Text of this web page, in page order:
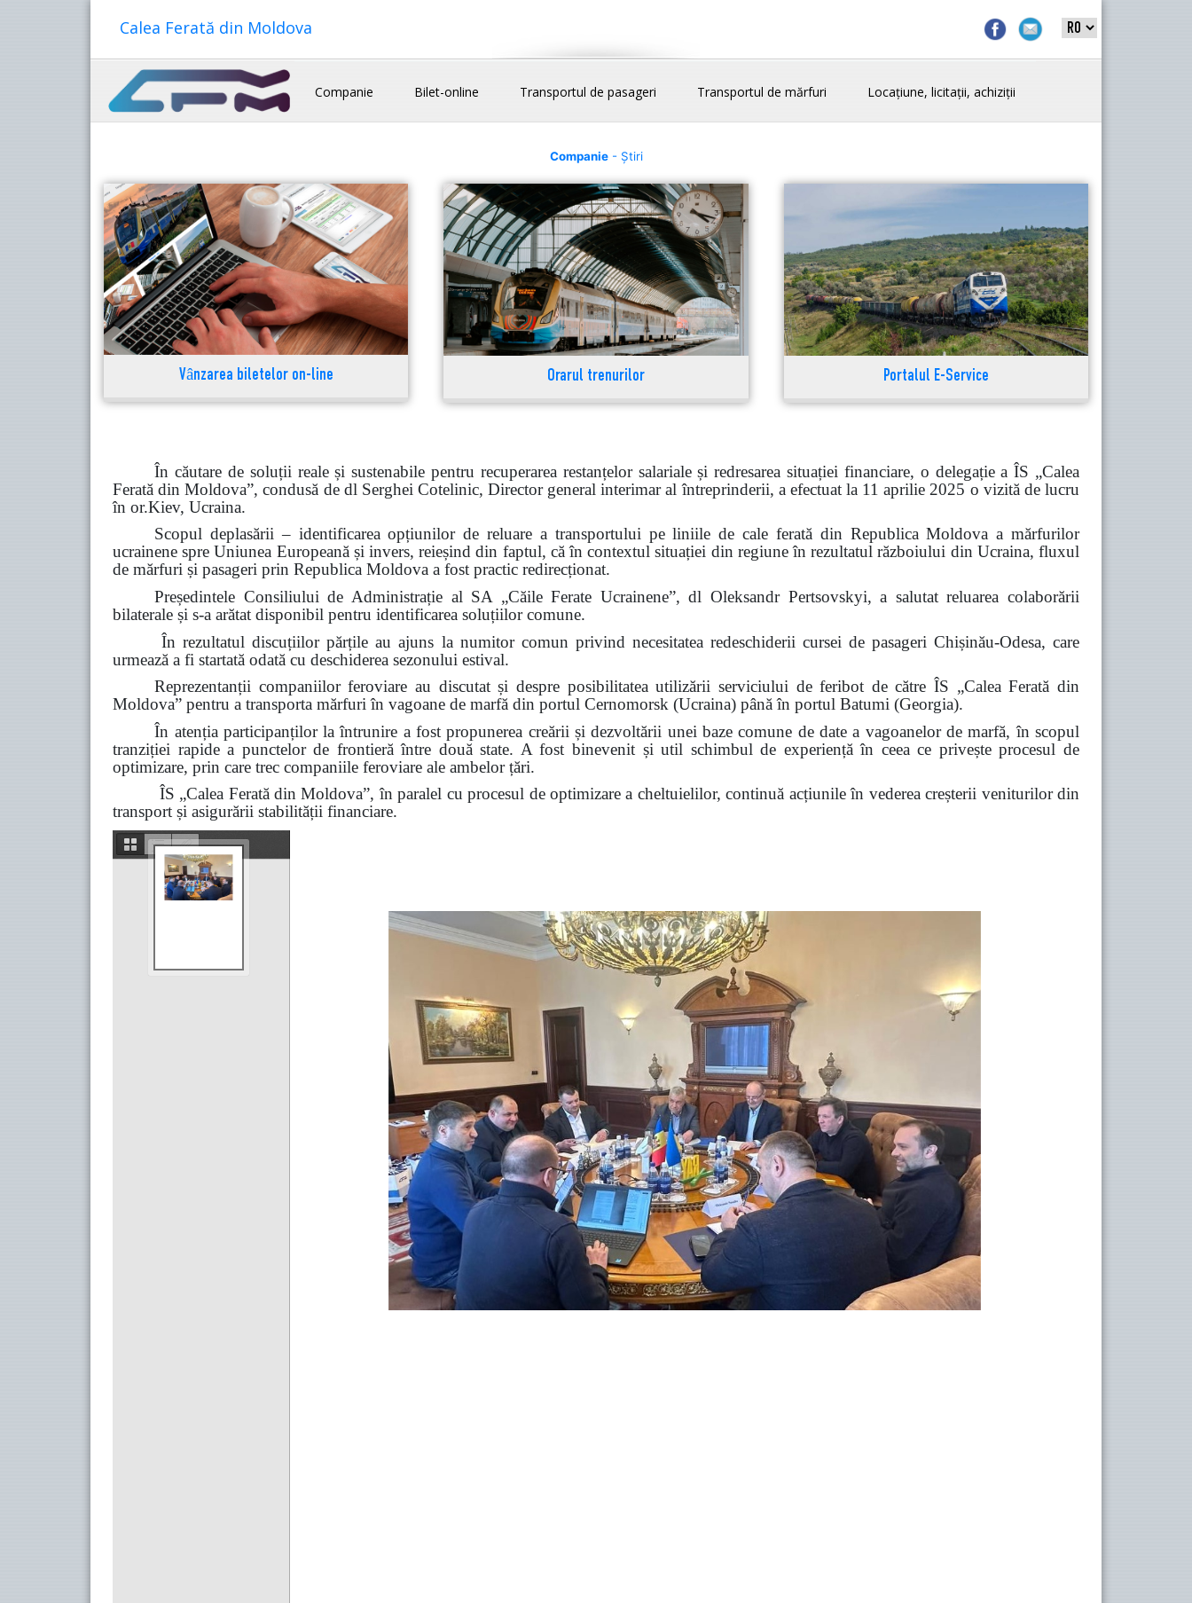
Calea Ferată din Moldova
Companie Bilet-online Transportul de pasageri Transportul de mărfuri Locațiune, licitații, achiziții
Companie- Știri
Vânzarea biletelor on-line Orarul trenurilor Portalul E-Service
În căutare de soluții reale și sustenabile pentru recuperarea restanțelor salariale și redresarea situației financiare, o delegație a ÎS „Calea
Ferată din Moldova”, condusă de dl Serghei Cotelinic, Director general interimar al întreprinderii, a efectuat la 11 aprilie 2025 o vizită de lucru
în or.Kiev, Ucraina.
Scopul deplasării – identificarea opțiunilor de reluare a transportului pe liniile de cale ferată din Republica Moldova a mărfurilor
ucrainene spre Uniunea Europeană și invers, reieșind din faptul, că în contextul situației din regiune în rezultatul războiului din Ucraina, fluxul
de mărfuri și pasageri prin Republica Moldova a fost practic redirecționat.
Președintele Consiliului de Administrație al SA „Căile Ferate Ucrainene”, dl Oleksandr Pertsovskyi, a salutat reluarea colaborării
bilaterale și s-a arătat disponibil pentru identificarea soluțiilor comune.
În rezultatul discuțiilor părțile au ajuns la numitor comun privind necesitatea redeschiderii cursei de pasageri Chișinău-Odesa, care
urmează a fi startată odată cu deschiderea sezonului estival.
Reprezentanții companiilor feroviare au discutat și despre posibilitatea utilizării serviciului de feribot de către ÎS „Calea Ferată din
Moldova” pentru a transporta mărfuri în vagoane de marfă din portul Cernomorsk (Ucraina) până în portul Batumi (Georgia).
În atenția participanților la întrunire a fost propunerea creării și dezvoltării unei baze comune de date a vagoanelor de marfă, în scopul
tranziției rapide a punctelor de frontieră între două state. A fost binevenit și util schimbul de experiență în ceea ce privește procesul de
optimizare, prin care trec companiile feroviare ale ambelor țări.
ÎS „Calea Ferată din Moldova”, în paralel cu procesul de optimizare a cheltuielilor, continuă acțiunile în vederea creșterii veniturilor din
transport și asigurării stabilității financiare.